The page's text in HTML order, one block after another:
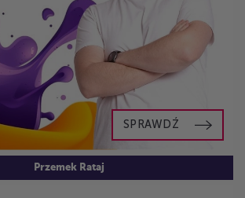
SPRAWDŹ
Przemek Rataj